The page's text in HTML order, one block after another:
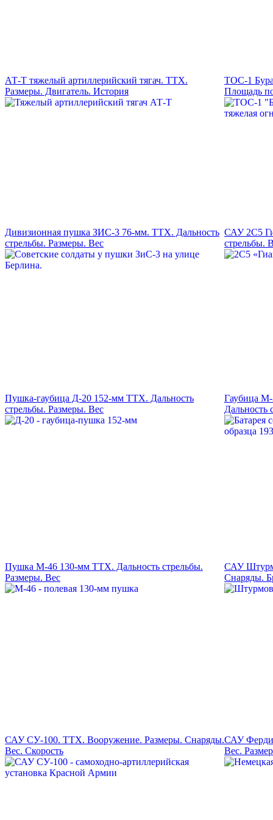
АТ-Т тяжелый артиллерийский тягач. ТТХ.
Размеры. Двигатель. История
ТОС-1
Площадь
Дивизионная пушка ЗИС-3 76-мм. ТТХ. Дальность
стрельбы. Размеры. Вес
САУ 2С5
стрельбы.
Пушка-гаубица Д-20 152-мм ТТХ. Дальность
стрельбы. Размеры. Вес
Гаубица
Дальность
Пушка М-46 130-мм ТТХ. Дальность стрельбы.
Размеры. Вес
САУ
Снаряды.
САУ СУ-100. ТТХ. Вооружение. Размеры. Снаряды.
Вес. Скорость
САУ
Вес.